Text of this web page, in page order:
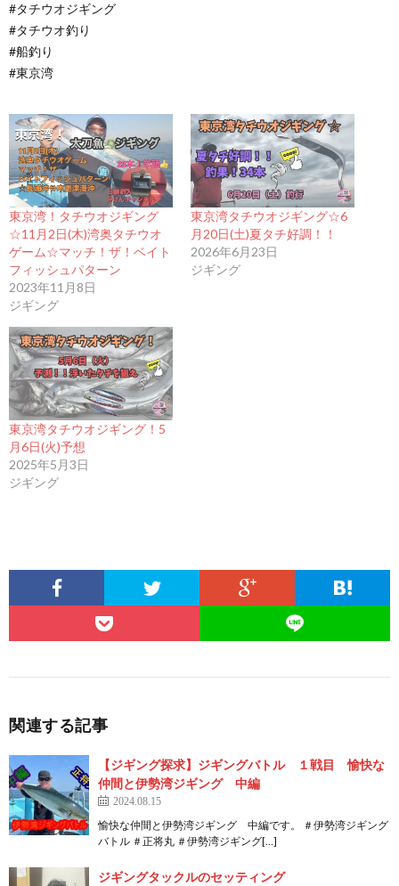
#タチウオジギング
#タチウオ釣り
#船釣り
#東京湾
東京湾！タチウオジギング
☆11月2日(木)湾奥タチウオ
ゲーム☆マッチ！ザ！ベイト
フィッシュパターン
2023年11月8日
ジギング
東京湾タチウオジギング☆6
月20日(土)夏タチ好調！！
2026年6月23日
ジギング
東京湾タチウオジギング！5
月6日(火)予想
2025年5月3日
ジギング
関連する記事
【ジギング探求】ジギングバトル １戦目 愉快な
仲間と伊勢湾ジギング 中編
2024.08.15
愉快な仲間と伊勢湾ジギング 中編です。 ＃伊勢湾ジギング
バトル ＃正将丸 ＃伊勢湾ジギング[…]
ジギングタックルのセッティング